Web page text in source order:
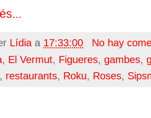
Lídia a 17:33:00
No hay
, El Vermut, Figueres, gambes,
, restaurants, Roku, Roses,